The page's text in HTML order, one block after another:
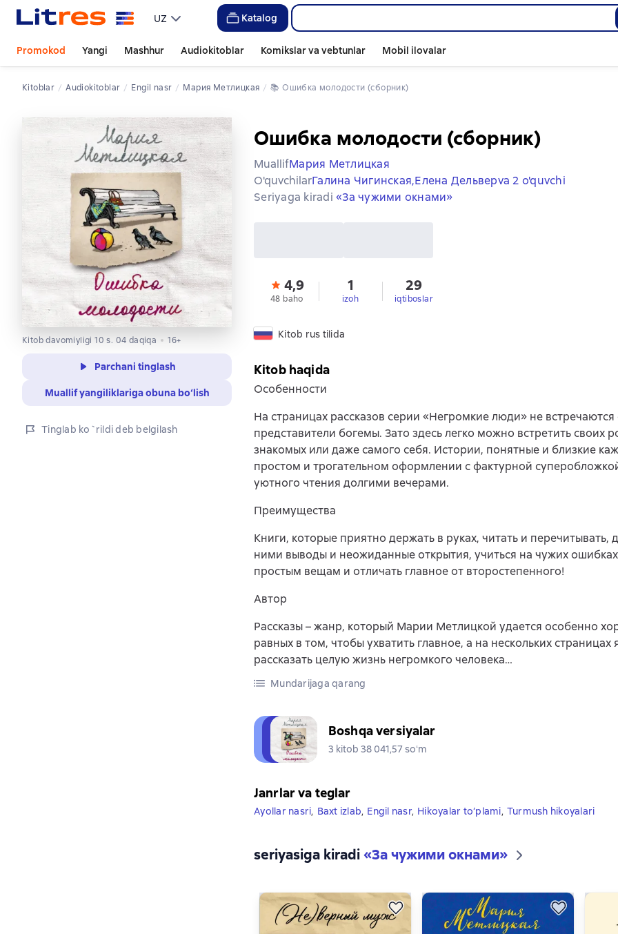
UZ Katalog
Promokod Yangi Mashhur Audiokitoblar Komikslar va vebtunlar Mobil ilovalar
Kitoblar Audiokitoblar engil nasr Мария Метлицкая 📚 Ошибка молодости (сборник)
Kitob davomiyligi 10 s. 04 daqiqa 16+
Parchani tinglash
Muallif yangiliklariga obuna bo‘lish
Tinglab ko`rildi deb belgilash
Ошибка молодости (сборник)
MuallifМария Метлицкая
O'quvchilarГалина Чигинская,Елена Дельверva 2 o'quvchi
Seriyaga kiradi «За чужими окнами»
4,9
48 baho
1
izoh
29
iqtiboslar
Kitob rus tilida
Kitob haqida
Особенности
На страницах рассказов серии «Негромкие люди» не встречаются
представители богемы. Зато здесь легко можно встретить своих
знакомых или даже самого себя. Истории, понятные и близкие
простом и трогательном оформлении с фактурной
уютного чтения долгими вечерами.
Преимущества
Книги, которые приятно держать в руках, читать и перечитывать,
ними выводы и неожиданные открытия, учиться на чужих
простым вещам и отличать главное от второстепенного!
Автор
Рассказы – жанр, который Марии Метлицкой удается особенно
равных в том, чтобы ухватить главное, а на нескольких страницах
рассказать целую жизнь негромкого человека…
Mundarijaga qarang
Boshqa versiyalar
3 kitob 38 041,57 soʻm
Janrlar va teglar
Ayollar nasri, Baxt izlab, Engil nasr, Hikoyalar to‘plami, Turmush hikoyalari
seriyasiga kiradi«За чужими окнами»